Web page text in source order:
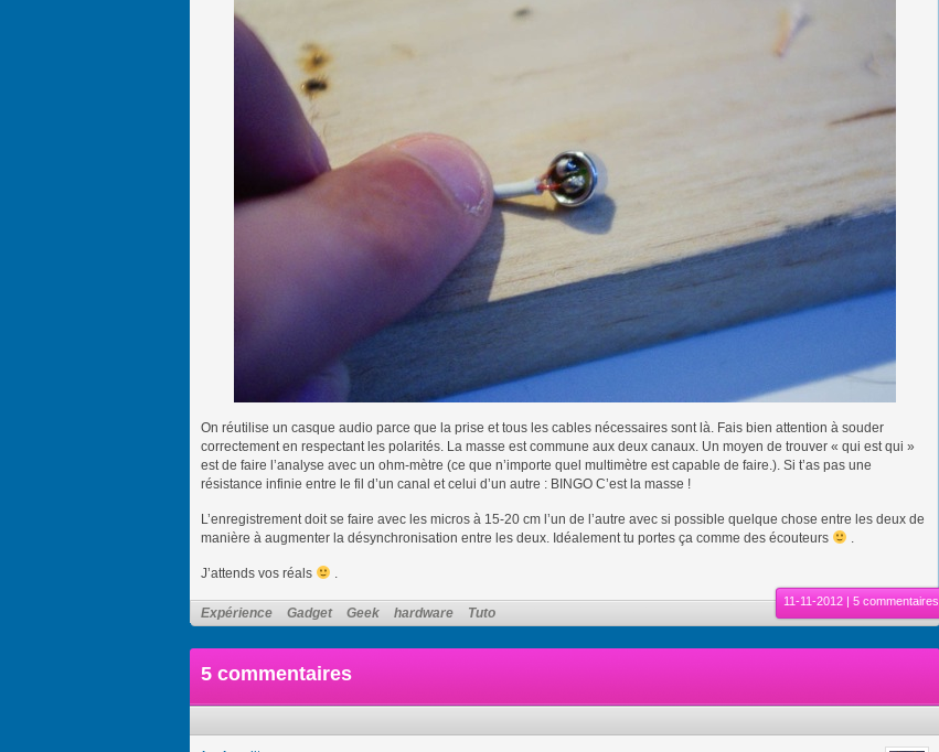
On réutilise un casque audio parce que la prise et tous les cables nécessaires sont là. Fais bien attention à souder
correctement en respectant les polarités. La masse est commune aux deux canaux. Un moyen de trouver « qui est qui »
est de faire l’analyse avec un ohm-mètre (ce que n’importe quel multimètre est capable de faire.). Si t’as pas une
résistance infinie entre le fil d’un canal et celui d’un autre : BINGO C’est la masse !
L’enregistrement doit se faire avec les micros à 15-20 cm l’un de l’autre avec si possible quelque chose entre les deux de
manière à augmenter la désynchronisation entre les deux. Idéalement tu portes ça comme des écouteurs
.
J’attends vos réals .
Expérience Gadget Geek hardware Tuto
11-11-2012 | 5 commentaires
5 commentaires